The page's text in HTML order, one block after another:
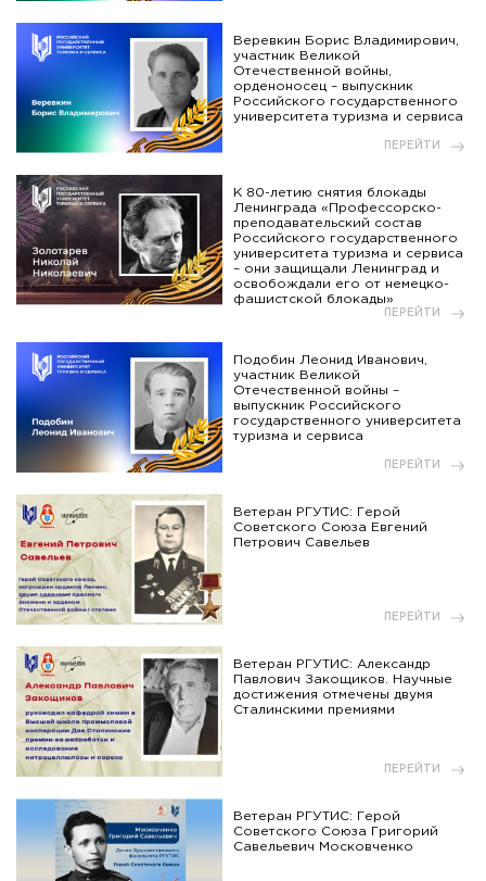
Веревкин Борис Владимирович,
участник Великой
Отечественной войны,
орденоносец – выпускник
Российского государственного
университета туризма и сервиса
ПЕРЕЙТИ
К 80-летию снятия блокады
Ленинграда «Профессорско-
преподавательский состав
Российского государственного
университета туризма и сервиса
– они защищали Ленинград и
освобождали его от немецко-
фашистской блокады»
ПЕРЕЙТИ
Подобин Леонид Иванович,
участник Великой
Отечественной войны –
выпускник Российского
государственного университета
туризма и сервиса
ПЕРЕЙТИ
Ветеран РГУТИС: Герой
Советского Союза Евгений
Петрович Савельев
ПЕРЕЙТИ
Ветеран РГУТИС: Александр
Павлович Закощиков. Научные
достижения отмечены двумя
Сталинскими премиями
ПЕРЕЙТИ
Ветеран РГУТИС: Герой
Советского Союза Григорий
Савельевич Московченко